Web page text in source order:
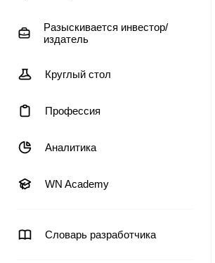
Разыскивается инвестор/
издатель
Круглый стол
Профессия
Аналитика
WN Academy
Словарь разработчика